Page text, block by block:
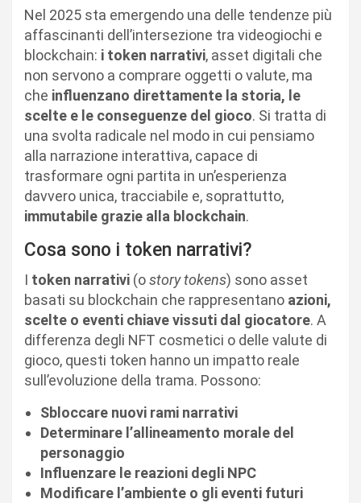
Nel 2025 sta emergendo una delle tendenze più
affascinanti dell’intersezione tra videogiochi e
blockchain: i token narrativi, asset digitali che
non servono a comprare oggetti o valute, ma
che influenzano direttamente la storia, le
scelte e le conseguenze del gioco. Si tratta di
una svolta radicale nel modo in cui pensiamo
alla narrazione interattiva, capace di
trasformare ogni partita in un’esperienza
davvero unica, tracciabile e, soprattutto,
immutabile grazie alla blockchain.
Cosa sono i token narrativi?
I token narrativi (ostory tokens) sono asset
basati su blockchain che rappresentano azioni,
scelte o eventi chiave vissuti dal giocatore. A
differenza degli NFT cosmetici o delle valute di
gioco, questi token hanno un impatto reale
sull’evoluzione della trama. Possono:
Sbloccare nuovi rami narrativi
Determinare l’allineamento morale del
personaggio
Influenzare le reazioni degli NPC
Modificare l’ambiente o gli eventi futuri